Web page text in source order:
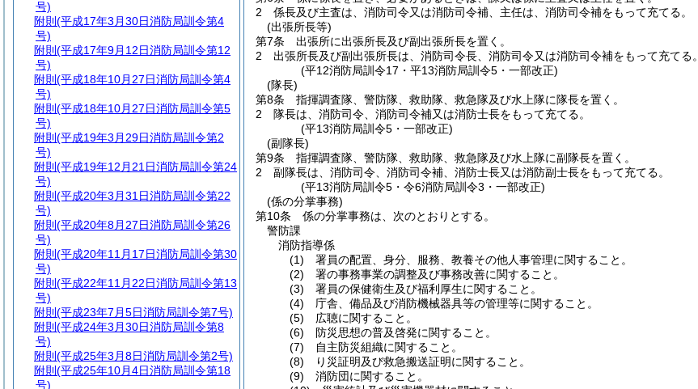
2
係長及び主査は、消防司令又は消防司令補、主任は、消防司令補をもって充てる。
(出張所長等)
第7条
出張所に出張所長及び副出張所長を置く。
2
出張所長及び副出張所長は、消防司令長、消防司令又は消防司令補をもって充てる。
(平12消防局訓令17・平13消防局訓令5・一部改正)
(隊長)
第8条
指揮調査隊、警防隊、救助隊、救急隊及び水上隊に隊長を置く。
2
隊長は、消防司令、消防司令補又は消防士長をもって充てる。
(平13消防局訓令5・一部改正)
(副隊長)
第9条
指揮調査隊、警防隊、救助隊、救急隊及び水上隊に副隊長を置く。
2
副隊長は、消防司令、消防司令補、消防士長又は消防副士長をもって充てる。
(平13消防局訓令5・令6消防局訓令3・一部改正)
(係の分掌事務)
第10条
係の分掌事務は、次のとおりとする。
警防課
消防指導係
(1) 署員の配置、身分、服務、教養その他人事管理に関すること。
(2) 署の事務事業の調整及び事務改善に関すること。
(3) 署員の保健衛生及び福利厚生に関すること。
(4) 庁舎、備品及び消防機械器具等の管理等に関すること。
(5) 広聴に関すること。
(6) 防災思想の普及啓発に関すること。
(7) 自主防災組織に関すること。
(8) り災証明及び救急搬送証明に関すること。
(9) 消防団に関すること。
号)
附則 (平成17年3月30日消防局訓令第4
号)
附則 (平成17年9月12日消防局訓令第12
号)
附則 (平成18年10月27日消防局訓令第4
号)
附則 (平成18年10月27日消防局訓令第5
号)
附則 (平成19年3月29日消防局訓令第2
号)
附則 (平成19年12月21日消防局訓令第24
号)
附則 (平成20年3月31日消防局訓令第22
号)
附則 (平成20年8月27日消防局訓令第26
号)
附則 (平成20年11月17日消防局訓令第30
号)
附則 (平成22年11月22日消防局訓令第13
号)
附則 (平成23年7月5日消防局訓令第7号)
附則 (平成24年3月30日消防局訓令第8
号)
附則 (平成25年3月8日消防局訓令第2号)
附則 (平成25年10月4日消防局訓令第18
号)